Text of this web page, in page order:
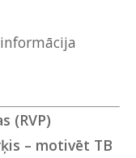
(RVP)
– motivēt TB